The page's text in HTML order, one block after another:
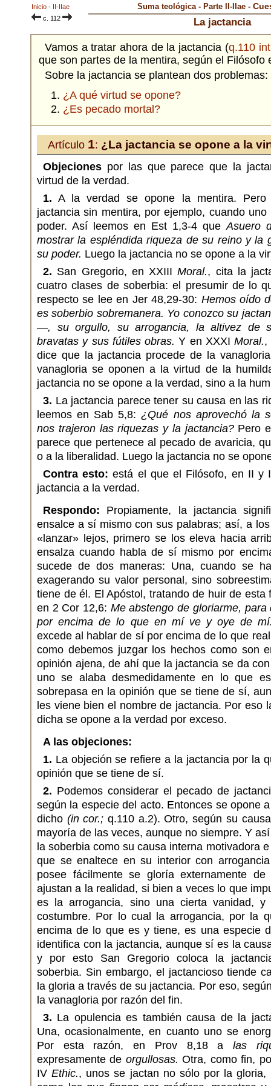
Inicio - II-IIae
c. 112
Suma teológica - Parte II-IIae -
La jactancia
Vamos a tratar ahora de la jactancia (q.110
que son partes de la mentira, según el Filósofo
Sobre la jactancia se plantean dos problemas:
¿A qué virtud se opone?
¿Es pecado mortal?
Artículo 1: ¿La jactancia se opone a la
Objeciones por las que parece que la
virtud de la verdad.
1. A la verdad se opone la mentira. Pero
jactancia sin mentira, por ejemplo, cuando
poder. Así leemos en Est 1,3-4 queAsuero
mostrar la espléndida riqueza de su reino y la
su poder. Luego la jactancia no se opone a la
2. San Gregorio, en XXIIIMoral., cita la
cuatro clases de soberbia: el presumir de lo
respecto se lee en Jer 48,29-30: Hemos oído
es soberbio sobremanera. Yo conozco su
—, su orgullo, su arrogancia, la altivez de
bravatas y sus fútiles obras. Y en XXXI Moral.,
dice que la jactancia procede de la
vanagloria se oponen a la virtud de la
jactancia no se opone a la verdad, sino a la
3. La jactancia parece tener su causa en las
leemos en Sab 5,8:¿Qué nos aprovechó la
nos trajeron las riquezas y la jactancia?Pero
parece que pertenece al pecado de avaricia,
o a la liberalidad. Luego la jactancia no se
Contra esto: está el que el Filósofo, en II y
jactancia a la verdad.
Respondo: Propiamente, la jactancia
ensalce a sí mismo con sus palabras; así, a
«lanzar» lejos, primero se los eleva hacia
ensalza cuando habla de sí mismo por
sucede de dos maneras: Una, cuando se
exagerando su valor personal, sino
tiene de él. El Apóstol, tratando de huir de esta
en 2 Cor 12,6: Me abstengo de gloriarme,
por encima de lo que en mí ve y oye de
excede al hablar de sí por encima de lo que
como debemos juzgar los hechos como son
opinión ajena, de ahí que la jactancia se da
uno se alaba desmedidamente en lo que
sobrepasa en la opinión que se tiene de sí,
les viene bien el nombre de jactancia. Por eso
dicha se opone a la verdad por exceso.
A las objeciones:
1. La objeción se refiere a la jactancia por la
opinión que se tiene de sí.
2. Podemos considerar el pecado de
según la especie del acto. Entonces se opone
dicho (in cor.; q.110 a.2). Otro, según su
mayoría de las veces, aunque no siempre. Y
la soberbia como su causa interna motivadora
que se enaltece en su interior con
posee fácilmente se gloría externamente
ajustan a la realidad, si bien a veces lo que
es la arrogancia, sino una cierta vanidad,
costumbre. Por lo cual la arrogancia, por la
encima de lo que es y tiene, es una especie
identifica con la jactancia, aunque sí es la
y por esto San Gregorio coloca la
soberbia. Sin embargo, el jactancioso tiende
la gloria a través de su jactancia. Por eso,
la vanagloria por razón del fin.
3. La opulencia es también causa de la
Una, ocasionalmente, en cuanto uno se
Por esta razón, en Prov 8,18 alas
expresamente de orgullosas. Otra, como fin,
IVEthic., unos se jactan no sólo por la gloria,